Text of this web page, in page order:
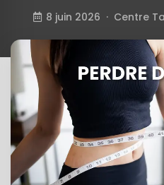
8 juin 2026 · Centre